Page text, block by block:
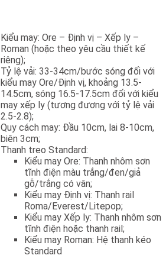
Kiểu may: Ore – Định vị – Xếp ly –
Roman (hoặc theo yêu cầu thiết kế
riêng);
Tỷ lệ vải: 33-34cm/bước sóng đối với
kiểu may Ore/Định vị, khoảng 13.5-
14.5cm, sóng 16.5-17.5cm đối với kiểu
may xếp ly (tương đương với tỷ lệ vải
2.5-2.8);
Quy cách may: Đầu 10cm, lai 8-10cm,
biên 3cm;
Thanh treo Standard:
Kiểu may Ore: Thanh nhôm sơn
tĩnh điện màu trắng/đen/giả
gỗ/trắng có vân;
Kiểu may Định vị: Thanh rail
Roma/Everest/Litepop;
Kiểu may Xếp ly: Thanh nhôm sơn
tĩnh điện hoặc thanh rail;
Kiểu may Roman: Hệ thanh kéo
Standard